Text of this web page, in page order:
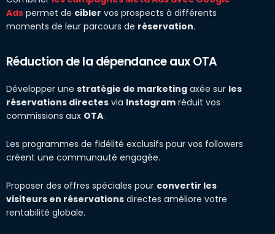
Ads permet de cibler vos prospects à différents
moments de leur parcours de réservation.
Réduction de la dépendance aux OTA
Développer une stratégie de marketing axée sur les
réservations directes via Instagram réduit vos
commissions aux OTA.
Les programmes de fidélité exclusifs pour vos followers
créent une communauté engagée.
Proposer des offres spéciales pour convertir les
visiteurs en réservations directes améliore votre
rentabilité globale.